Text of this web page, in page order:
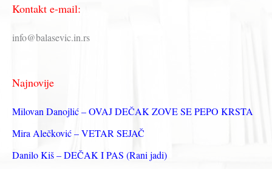
т
а
з
а
Kontakt e-mail:
info@balasevic.in.rs
Najnovije
Milovan Danojlić – OVAJ DEČAK ZOVE SE PEPO KRSTA
Mira Alečković – VETAR SEJAČ
Danilo Kiš – DEČAK I PAS (Rani jadi)